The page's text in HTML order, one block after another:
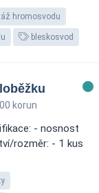
hromosvodu
bleskosvod
korun
- nosnost
rozměr: - 1 kus